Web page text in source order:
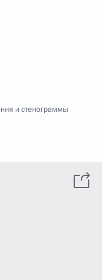
и стенограммы